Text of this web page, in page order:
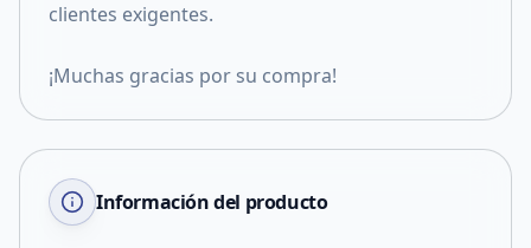
clientes exigentes.
¡Muchas gracias por su compra!
Información del producto